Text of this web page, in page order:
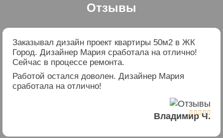
Отзывы
Заказывал дизайн проект квартиры 50м2 в ЖК
Город. Дизайнер Мария сработала на отлично!
Сейчас в процессе ремонта.
Работой остался доволен. Дизайнер Мария
сработала на отлично!
Владимир Ч.
   